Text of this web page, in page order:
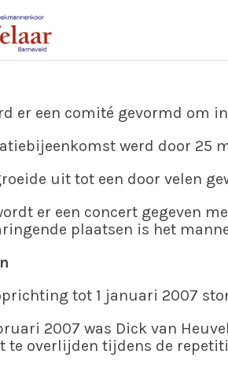
er een comité gevormd om
werd door 25
uit tot een door velen
er een concert gegeven
plaatsen is het
tot 1 januari 2007
2007 was Dick van
te overlijden tijdens de